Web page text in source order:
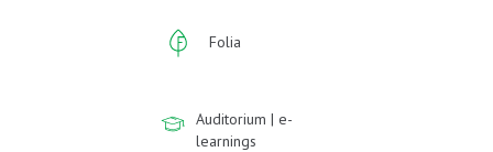
Folia
Auditorium | e-
learnings